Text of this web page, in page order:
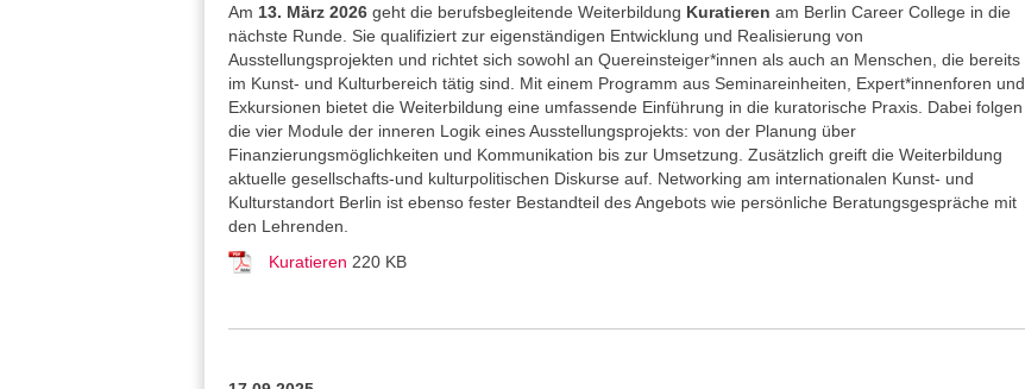
Am 13. März 2026 geht die berufsbegleitende Weiterbildung Kuratieren am Berlin Career College in die
nächste Runde. Sie qualifiziert zur eigenständigen Entwicklung und Realisierung von
Ausstellungsprojekten und richtet sich sowohl an Quereinsteiger*innen als auch an Menschen, die bereits
im Kunst- und Kulturbereich tätig sind. Mit einem Programm aus Seminareinheiten, Expert*innenforen und
Exkursionen bietet die Weiterbildung eine umfassende Einführung in die kuratorische Praxis. Dabei folgen
die vier Module der inneren Logik eines Ausstellungsprojekts: von der Planung über
Finanzierungsmöglichkeiten und Kommunikation bis zur Umsetzung. Zusätzlich greift die Weiterbildung
aktuelle gesellschafts-und kulturpolitischen Diskurse auf. Networking am internationalen Kunst- und
Kulturstandort Berlin ist ebenso fester Bestandteil des Angebots wie persönliche Beratungsgespräche mit
den Lehrenden.
Kuratieren 220 KB